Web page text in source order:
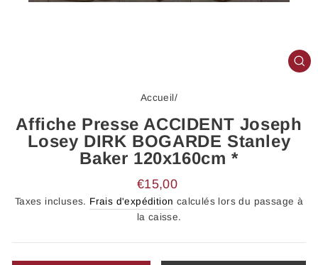
Accueil/
Affiche Presse ACCIDENT Joseph
Losey DIRK BOGARDE Stanley
Baker 120x160cm *
Prix
régulier
€15,00
Taxes incluses. Frais d'expédition calculés lors du passage à
la caisse.